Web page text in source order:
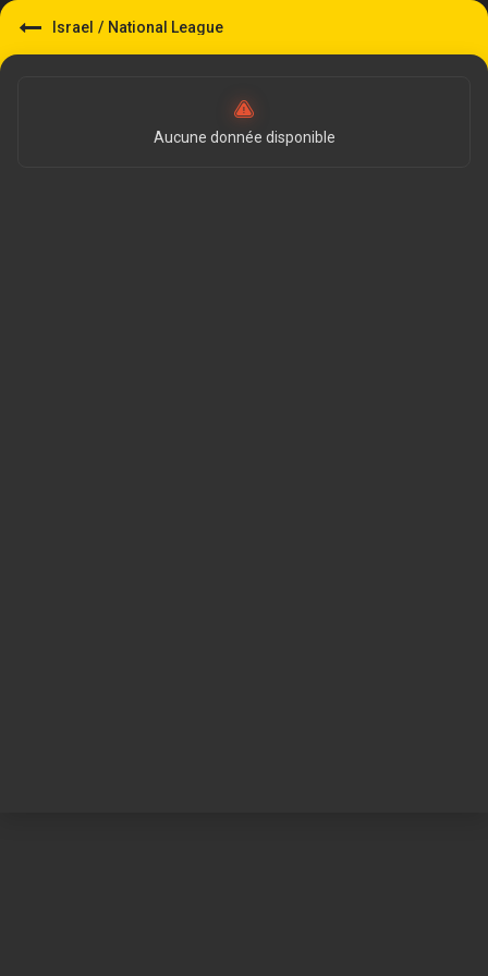
Israel / National League
Aucune donnée disponible